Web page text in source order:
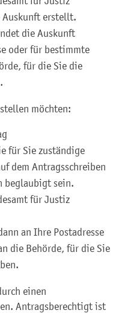
erstellt.
die Auskunft
oder für bestimmte
für die Sie die
möchten:
für Sie zuständige
dem Antragsschreiben
beglaubigt sein.
für Justiz
an Ihre Postadresse
die Behörde, für die Sie
einen
Antragsberechtigt ist